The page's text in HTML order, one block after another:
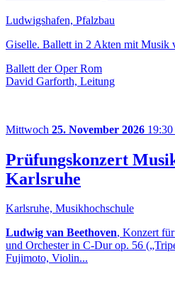
Ludwigshafen, Pfalzbau
Giselle. Ballett in 2 Akten mit Musik
Ballett der Oper Rom
David Garforth, Leitung
Mittwoch 25. November 2026
Prüfungskonzert
Karlsruhe
Karlsruhe, Musikhochschule
Ludwig van Beethoven, Konzert
und Orchester in C-Dur op. 56
Fujimoto, Violin...